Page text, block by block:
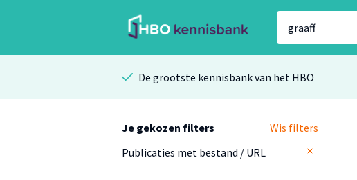
De grootste kennisbank van het HBO
Je gekozen filters
Wis filters
Publicaties met bestand / URL